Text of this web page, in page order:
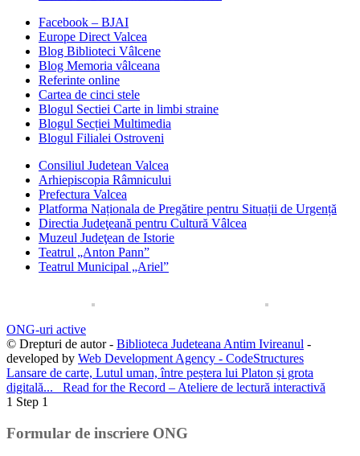
Facebook – BJAI
Europe Direct Valcea
Blog Biblioteci Vâlcene
Blog Memoria vâlceana
Referinte online
Cartea de cinci stele
Blogul Sectiei Carte in limbi straine
Blogul Secției Multimedia
Blogul Filialei Ostroveni
Consiliul Judetean Valcea
Arhiepiscopia Râmnicului
Prefectura Valcea
Platforma Naționala de Pregătire pentru Situații de Urgență
Directia Judeţeană pentru Cultură Vâlcea
Muzeul Judeţean de Istorie
Teatrul „Anton Pann”
Teatrul Municipal „Ariel”
ONG-uri active
© Drepturi de autor - Biblioteca Judeteana Antim Ivireanul -
developed by Web Development Agency - CodeStructures
Lansare de carte, Lutul uman, între peștera lui Platon și grota
digitală...
Read for the Record – Ateliere de lectură interactivă
1 Step 1
Formular de inscriere ONG